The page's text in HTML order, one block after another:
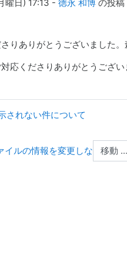
曜日) 17:13 - 徳永 和博 の投稿
りありがとうございました
応くださりありがとうござい
されない件について
ルの情報を変更しないように
移動 ...